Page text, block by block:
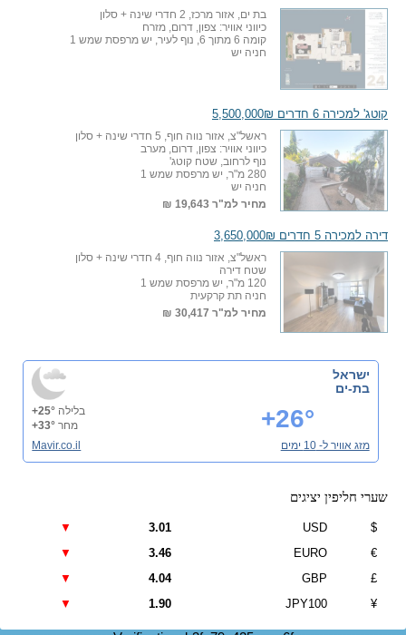
בת ים, אזור מרכז, 2 חדרי שינה + סלון
כיווני אוויר: צפון, דרום, מזרח
קומה 6 מתוך 6, נוף לעיר, יש מרפסת שמש 1
חניה יש
קוטג' למכירה 6 חדרים 5,500,000₪
ראשל"צ, אזור נווה חוף, 5 חדרי שינה + סלון
כיווני אוויר: צפון, דרום, מערב
נוף לרחוב, שטח קוטג'
280 מ"ר, יש מרפסת שמש 1
חניה יש
מחיר למ"ר 19,643 ₪
דירה למכירה 5 חדרים 3,650,000₪
ראשל"צ, אזור נווה חוף, 4 חדרי שינה + סלון
שטח דירה
120 מ"ר, יש מרפסת שמש 1
חניה תת קרקעית
מחיר למ"ר 30,417 ₪
ישראל
בת-ים
+26° בלילה +25°
מחר +33°
מזג אוויר ל- 10 ימים
Mavir.co.il
שערי חליפין יציגים
$
USD
3.01
▼
€
EURO
3.46
▼
£
GBP
4.04
▼
¥
JPY100
1.90
▼